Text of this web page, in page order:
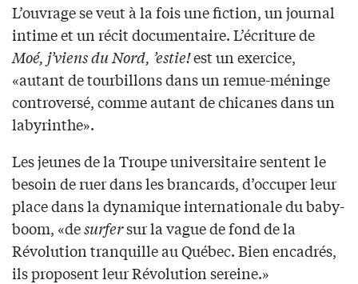
L’ouvrage se veut à la fois une fiction, un journal
intime et un récit documentaire. L’écriture de
Moé, j’viens du Nord, ’estie!est un exercice,
«autant de tourbillons dans un remue-méninge
controversé, comme autant de chicanes dans un
labyrinthe».
Les jeunes de la Troupe universitaire sentent le
besoin de ruer dans les brancards, d’occuper leur
place dans la dynamique internationale du baby-
boom, «desurfersur la vague de fond de la
Révolution tranquille au Québec. Bien encadrés,
ils proposent leur Révolution sereine.»